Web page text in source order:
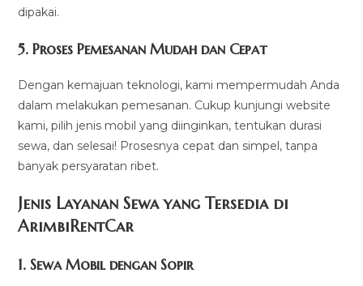
dipakai.
5.Proses Pemesanan Mudah dan Cepat
Dengan kemajuan teknologi, kami mempermudah Anda
dalam melakukan pemesanan. Cukup kunjungi website
kami, pilih jenis mobil yang diinginkan, tentukan durasi
sewa, dan selesai! Prosesnya cepat dan simpel, tanpa
banyak persyaratan ribet.
Jenis Layanan Sewa yang Tersedia di
ArimbiRentCar
1.Sewa Mobil dengan Sopir